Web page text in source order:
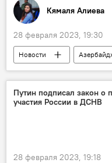
Кямаля Алиева
28 февраля 2023, 19:30
Новости
Кинофестиваль
Германия
Турция
Путин подписал закон о
участия России в ДСНВ
28 февраля 2023, 19:18